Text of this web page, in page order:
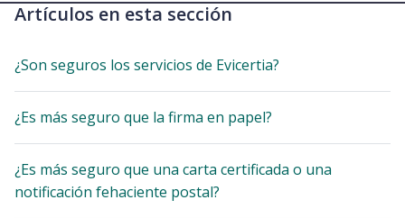
Artículos en esta sección
¿Son seguros los servicios de Evicertia?
¿Es más seguro que la firma en papel?
¿Es más seguro que una carta certificada o una
notificación fehaciente postal?